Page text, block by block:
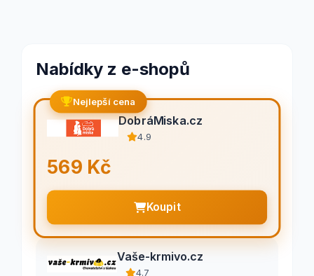
Nabídky z e-shopů
Nejlepší cena
DobráMiska.cz
4.9
569 Kč
Koupit
Vaše-krmivo.cz
4.7